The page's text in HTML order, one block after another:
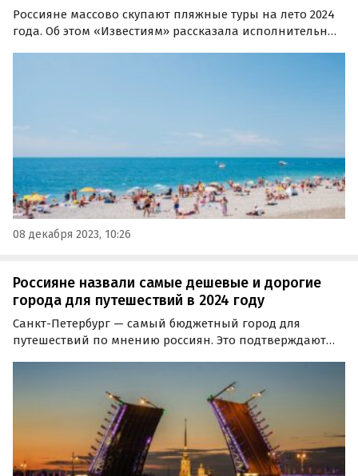
Россияне массово скупают пляжные туры на лето 2024
года. Об этом «Известиям» рассказала исполнительный
08 декабря 2023, 10:26
Россияне назвали самые дешевые и дорогие
города для путешествий в 2024 году
Санкт-Петербург — самый бюджетный город для
путешествий по мнению россиян. Это подтверждают